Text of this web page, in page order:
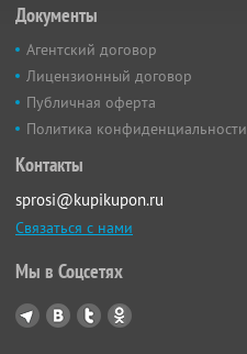
Документы
Агентский договор
Лицензионный договор
Публичная оферта
Политика конфиденциальности
Контакты
sprosi@kupikupon.ru
Связаться с нами
Мы в Соцсетях